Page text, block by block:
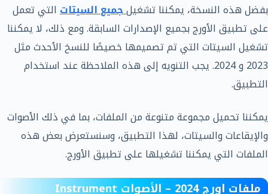
بفضل هذه النسخة، يمكننا تشغيلجميع السيتات التي تعمل
على تطبيق الأورج بجميع الإصدارات السابقة. ومع ذلك، لا يمكننا
تشغيل السيتات التي تم تصميمها خصيصًا للنسخ الأحدث مثل
2023 و 2024. يجب التنويه إلى هذه الملاحظة عند استخدام
التطبيق.
يمكننا تحميل مجموعة متنوعة من الملفات، بما في ذلك الأصوات
والإيقاعات والسيتات، لهذا التطبيق، وسنستعرض بعض هذه
الملفات التي يمكننا تشغيلها على تطبيق الأورج.
ملفات اورج 2024 – الأصوات Instrument